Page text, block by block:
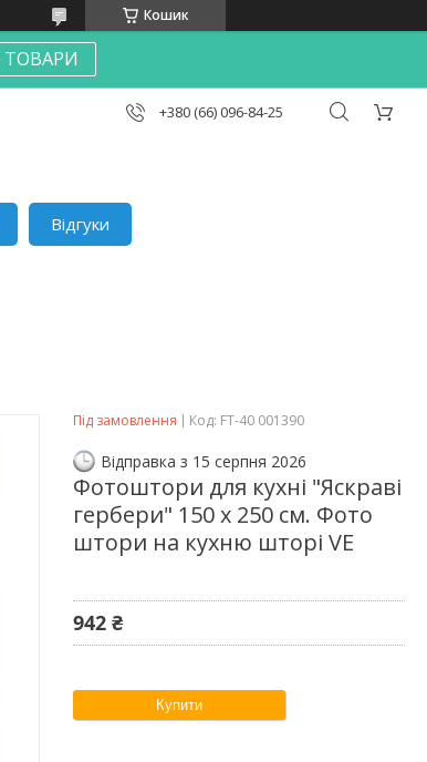
Кошик
ТОВАРИ
+380 (66) 096-84-25
Відгуки
Під замовлення Код: FT-40 001390
Відправка з 15 серпня 2026
Фотоштори для кухні "Яскраві
гербери" 150 х 250 см. Фото
штори на кухню шторі VE
942 ₴
Купити